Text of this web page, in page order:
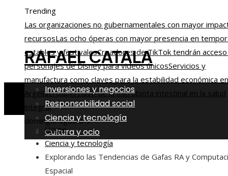
Trending
Las organizaciones no gubernamentales con mayor
recursosLas ocho óperas con mayor presencia en
estables y festivalesCreadores de TikTok tendrán
personajes de Disney para videos únicosServicios y
manufactura como claves para la estabilidad económica en
ArgeliaEl papel clave de la microbiota intestinal en la salud
integral
domingo, agosto 9
RAFAEL CATALA
Inversiones y negocios
Responsabilidad social
Ciencia y tecnología
Cultura y ocio
Home
Ciencia y tecnología
Explorando las Tendencias de Gafas RA y
Espacial